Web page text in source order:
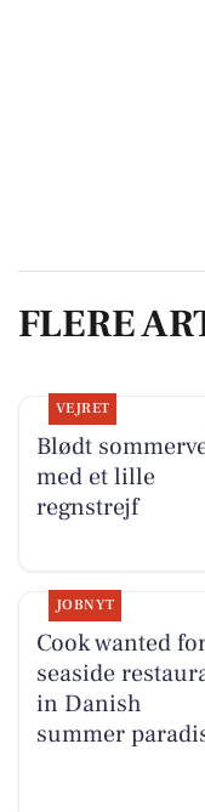
FLERE
VEJRET
Blødt
med et lille
regnstrejf
JOBNYT
Cook wanted
seaside
in Danish
summer